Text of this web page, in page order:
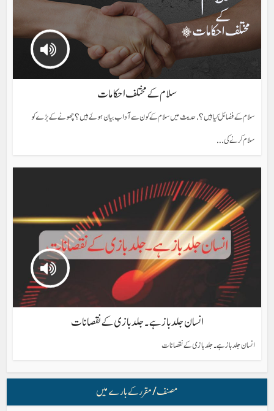
سلام کے مختلف احکامات
سلام کے فضائل کیا ہیں؟. حدیث میں سلام کے کون سے آداب بیان ہوئے ہیں؟چھوٹے کے بڑے کو
سلام کرنے کی...
انسان جلد باز ہے۔ جلد بازی کے نقصانات
انسان جلد باز ہے۔ جلد بازی کے نقصانات
مصنف/ مقرر کے بارے میں